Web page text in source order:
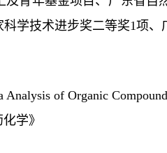
科学技术进步奖二等奖1项、
Analysis of Organic
学》